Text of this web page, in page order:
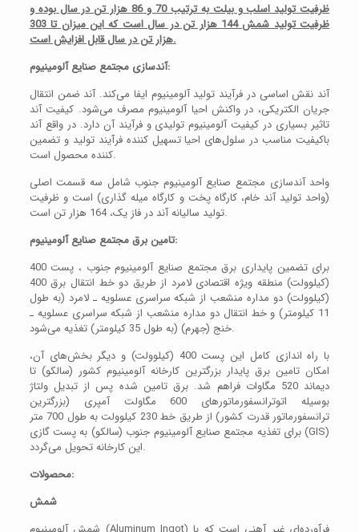
ظرفیت تولید اسلب و بیلت به ترتیب 70 و 86 هزار تن در سال بوده و
ظرفیت تولید شمش 144 هزار تن در سال است که این میزان تا 303
هزار تن در سال قابل افزایش است.
آندسازی مجتمع صنایع آلومینیوم:
آند نقش اساسی در فرآیند تولید آلومینیوم ایفا می‌کند. آند ضمن انتقال
جریان الکتریکی، در واکنش احیا آلومینیوم مصرف می‌شود. کیفیت آند
تاثیر بسیاری در کیفیت آلومینیوم تولیدی و فرآیند آن دارد. در واقع آند
باکیفیت مناسب در سلول‌های احیا تسهیل کننده فرآیند تولید و تضمین
کننده محصول است.
واحد آندسازی مجتمع صنایع آلومینیوم جنوب شامل سه قسمت اصلی
(واحد تولید آند خام، کارگاه پخت و کارگاه میله گذاری) است و ظرفیت
تولید سالیانه آند در فاز یک، 164 هزار تن است.
تامین برق مجتمع صنایع آلومینیوم:
برای تضمین پایداری برق مجتمع صنایع آلومینیوم جنوب ، پست 400
(کیلوولت) منطقه ویژه اقتصادی لامرد از طریق دو خط انتقال برق 400
(کیلوولت) دو مداره منشعب از شبکه سراسری عسلویه ـ لامرد (به طول
11 کیلومتر) و خط انتقال دو مداره منشعب از شبکه سراسری عسلویه ـ
خنج (جهرم) (به طول 35 کیلومتر) تغذیه می‌شود.
با راه اندازی کامل این پست 400 (کیلوولت) و دیگر بخش‌های آن،
امکان تامین برق پایدار بزرگترین کارخانه آلومینیوم کشور (سالکو) تا
دیماند 520 مگاوات فراهم شد. برق تامین شده پس از تبدیل ولتاژ
بوسیله اتوترانسفورماتورهای 600 مگاولت آمپری (بزرگترین
ترانسفورماتور قدرت کشور) از طریق خط 230 کیلوولت به طول 700 متر
برای تغذیه مجتمع صنایع آلومینیوم جنوب (سالکو) به پست گازی (GIS)
این کارخانه تحویل می‌گردد.
محصولات:
شمش